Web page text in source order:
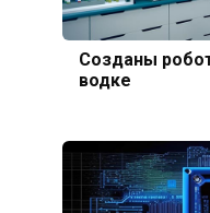
Созданы
водке